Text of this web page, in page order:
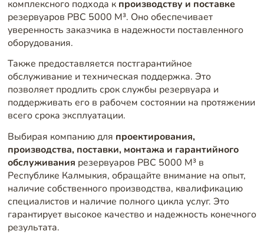
комплексного подхода к производству и поставке
резервуаров РВС 5000 М³. Оно обеспечивает
уверенность заказчика в надежности поставленного
оборудования.
Также предоставляется постгарантийное
обслуживание и техническая поддержка. Это
позволяет продлить срок службы резервуара и
поддерживать его в рабочем состоянии на протяжении
всего срока эксплуатации.
Выбирая компанию для проектирования,
производства, поставки, монтажа и гарантийного
обслуживания резервуаров РВС 5000 М³ в
Республике Калмыкия, обращайте внимание на опыт,
наличие собственного производства, квалификацию
специалистов и наличие полного цикла услуг. Это
гарантирует высокое качество и надежность конечного
результата.